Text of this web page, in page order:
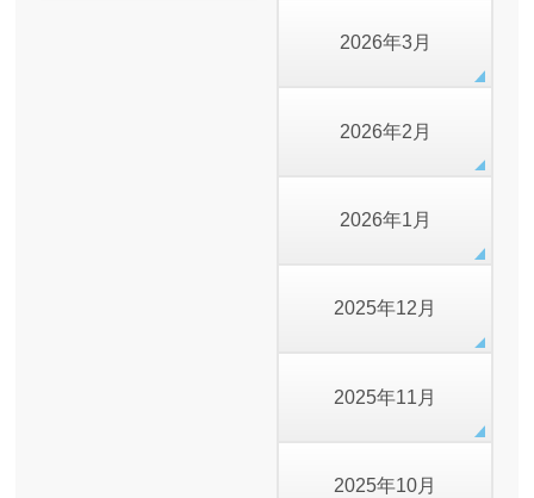
2026年3月
2026年2月
2026年1月
2025年12月
2025年11月
2025年10月